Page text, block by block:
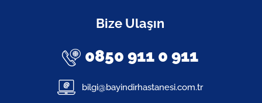
Bize Ulaşın
0850 911 0 911
bilgi@bayindirhastanesi.com.tr